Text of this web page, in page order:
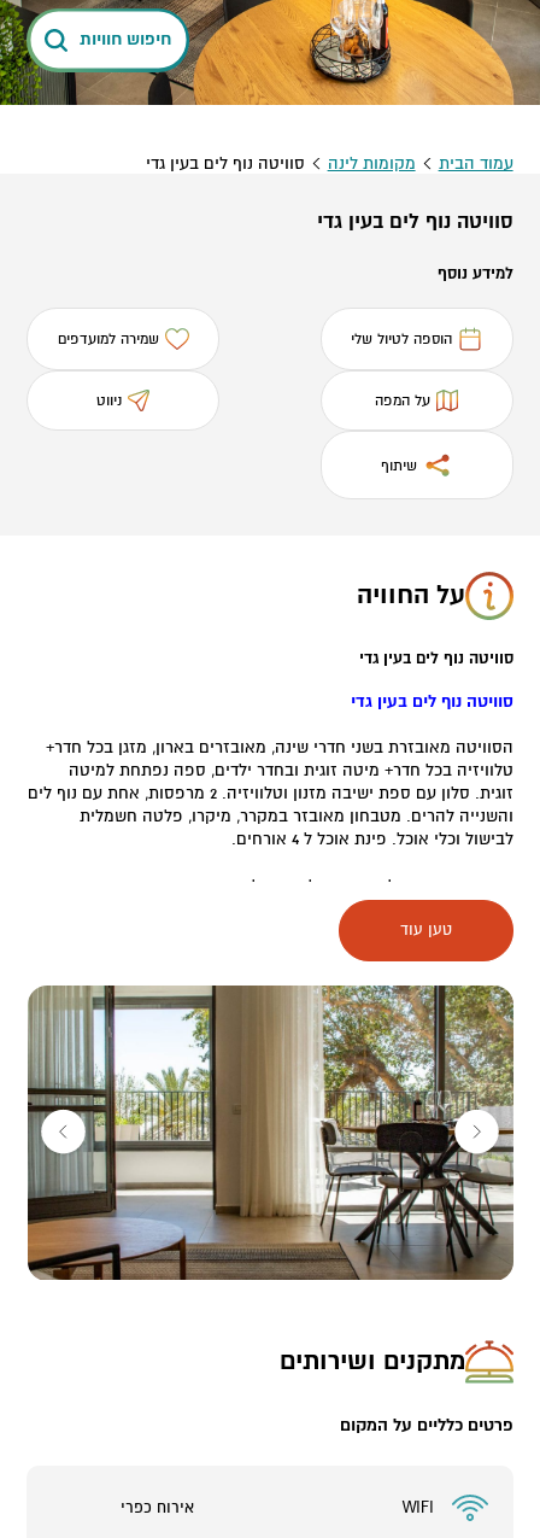
חיפוש חוויות
עמוד הבית מקומות לינה סוויטה נוף לים בעין גדי
סוויטה נוף לים בעין גדי
למידע נוסף
הוספה לטיול שלי שמירה למועדפים
על המפה ניווט
שיתוף
על החוויה
סוויטה נוף לים בעין גדי
סוויטה נוף לים בעין גדי
הסוויטה מאובזרת בשני חדרי שינה, מאובזרים בארון, מזגן בכל חדר+
טלוויזיה בכל חדר+ מיטה זוגית ובחדר ילדים, ספה נפתחת למיטה
זוגית. סלון עם ספת ישיבה מזנון וטלוויזיה. 2 מרפסות, אחת עם נוף לים
והשנייה להרים. מטבחון מאובזר במקרר, מיקרו, פלטה חשמלית
לבישול וכלי אוכל. פינת אוכל ל 4 אורחים.
הסוויטה מיועדת ל2 זוגות או לזוג+ 2 ילדים.
4.
בסופ"ש המחיר 1000 ש"ח ללילה לזוג+ 200 ש"ח לכל אחד נוסף מגיל 4.
טען עוד
מתקנים ושירותים
פרטים כלליים על המקום
WIFI אירוח כפרי